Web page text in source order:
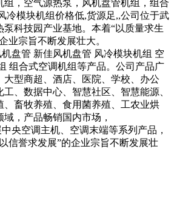
组，空气源热泵，风机盘管机组，组合
冷模块机组价格低,货源足,,公司位于武
科技园产业基地。本着“以质量求生
业宗旨不断发展壮大。
盘管 新佳风机盘管 风冷模块机组 空
组合式空调机组等产品。公司产品广
大型商超、酒店、医院、学校、办公
、数据中心、智慧社区、智慧能源、
、畜牧养殖、食用菌养殖、工农业烘
，产品畅销国内市场，
央空调主机、空调末端等系列产品，
信誉求发展”的企业宗旨不断发展壮